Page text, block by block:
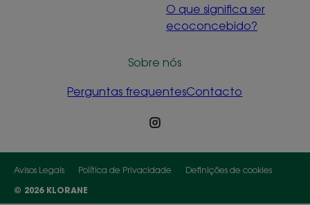
O que significa ser
ecoconcebido?
Sobre nós
Perguntas frequentesContacto
Avisos Legais Política de Privacidade
Definições de cookies
© 2026 KLORANE